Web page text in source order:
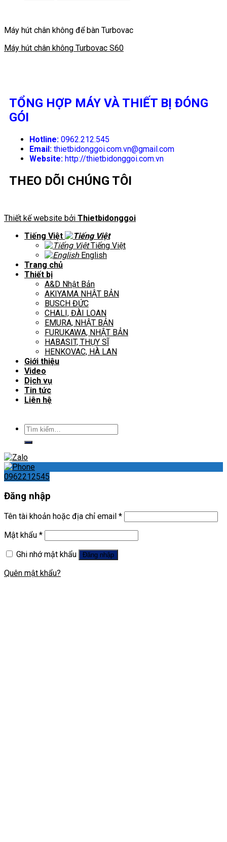
Máy hút chân không để bàn Turbovac
Máy hút chân không Turbovac S60
TỔNG HỢP MÁY VÀ THIẾT BỊ ĐÓNG
GÓI
Hotline: 0962.212.545
Email: thietbidonggoi.com.vn@gmail.com
Website: http://thietbidonggoi.com.vn
THEO DÕI CHÚNG TÔI
Thiết kế website bởi Thietbidonggoi
Tiếng Việt
Tiếng Việt
English
Trang chủ
Thiết bị
A&D Nhật Bản
AKIYAMA NHẬT BẢN
BUSCH ĐỨC
CHALI, ĐÀI LOAN
EMURA, NHẬT BẢN
FURUKAWA, NHẬT BẢN
HABASIT, THỤY SĨ
HENKOVAC, HÀ LAN
Giới thiệu
Video
Dịch vụ
Tin tức
Liên hệ
Tìm
kiếm:
0962212545
Đăng nhập
Tên tài khoản hoặc địa chỉ email *
Mật khẩu *
Ghi nhớ mật khẩu
Đăng nhập
Quên mật khẩu?